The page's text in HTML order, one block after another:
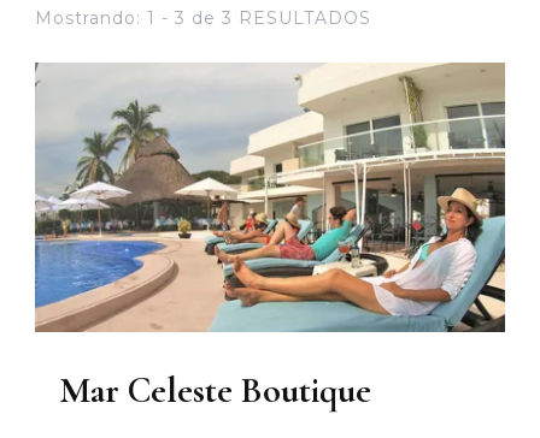
Mostrando: 1 - 3 de 3 RESULTADOS
Mar Celeste Boutique